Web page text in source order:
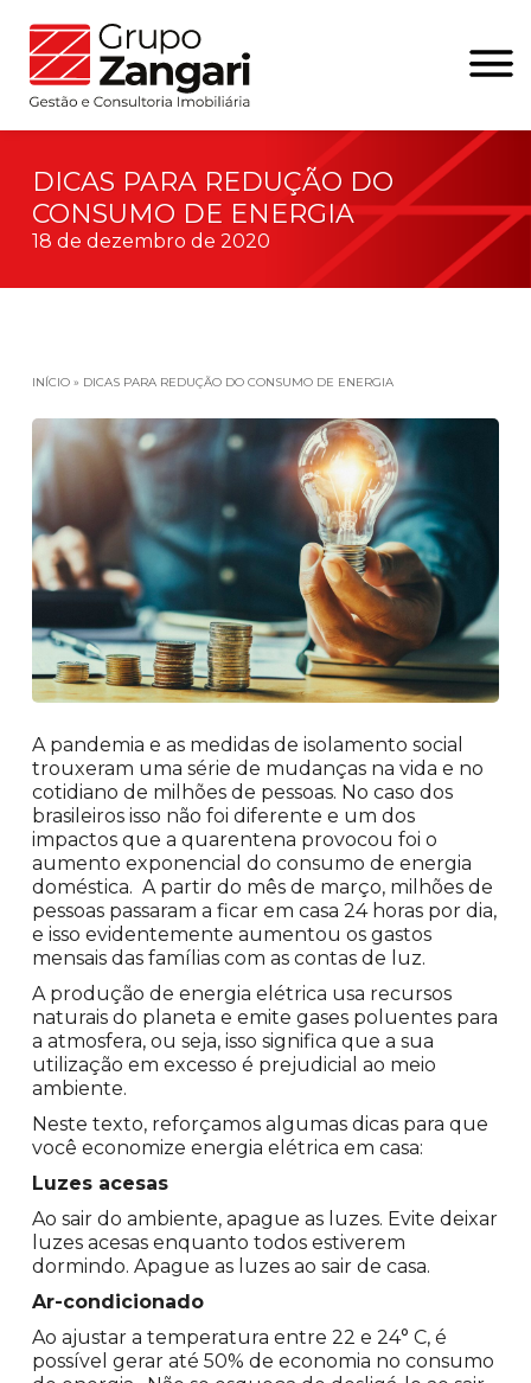
DICAS PARA REDUÇÃO DO
CONSUMO DE ENERGIA
18 de dezembro de 2020
INÍCIO» DICAS PARA REDUÇÃO DO CONSUMO DE ENERGIA
A pandemia e as medidas de isolamento social
trouxeram uma série de mudanças na vida e no
cotidiano de milhões de pessoas. No caso dos
brasileiros isso não foi diferente e um dos
impactos que a quarentena provocou foi o
aumento exponencial do consumo de energia
doméstica. A partir do mês de março, milhões de
pessoas passaram a ficar em casa 24 horas por dia,
e isso evidentemente aumentou os gastos
mensais das famílias com as contas de luz.
A produção de energia elétrica usa recursos
naturais do planeta e emite gases poluentes para
a atmosfera, ou seja, isso significa que a sua
utilização em excesso é prejudicial ao meio
ambiente.
Neste texto, reforçamos algumas dicas para que
você economize energia elétrica em casa:
Luzes acesas
Ao sair do ambiente, apague as luzes. Evite deixar
luzes acesas enquanto todos estiverem
dormindo. Apague as luzes ao sair de casa.
Ar-condicionado
Ao ajustar a temperatura entre 22 e 24° C, é
possível gerar até 50% de economia no consumo